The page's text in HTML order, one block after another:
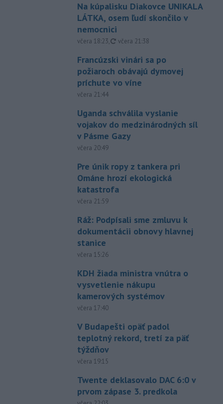
Na kúpalisku Diakovce UNIKALA
LÁTKA, osem ľudí skončilo v
nemocnici
včera 18:23, aktualizované
včera 21:38
Francúzski vinári sa po
požiaroch obávajú dymovej
príchute vo víne
včera 21:44
Uganda schválila vyslanie
vojakov do medzinárodných síl
v Pásme Gazy
včera 20:49
Pre únik ropy z tankera pri
Ománe hrozí ekologická
katastrofa
včera 21:59
Ráž: Podpísali sme zmluvu k
dokumentácii obnovy hlavnej
stanice
včera 15:26
KDH žiada ministra vnútra o
vysvetlenie nákupu
kamerových systémov
včera 17:40
V Budapešti opäť padol
teplotný rekord, tretí za päť
týždňov
včera 19:15
Twente deklasovalo DAC 6:0 v
prvom zápase 3. predkola